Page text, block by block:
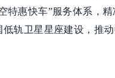
特惠快车”服务体系，
轨卫星星座建设，推